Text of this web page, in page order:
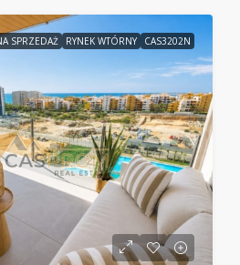
SPRZEDAŻ RYNEK WTÓRNY CAS3202N